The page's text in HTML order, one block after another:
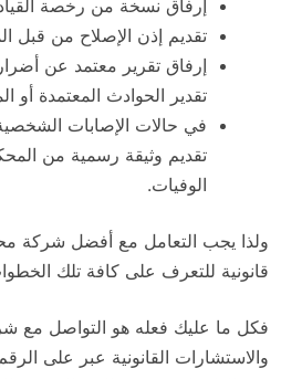
إرفاق نسخة من رخصة
تقديم إذن الإصلاح من قبل
إرفاق تقرير معتمد عن
تقدير الحوادث المعتمدة أو
في حالات الإصابات
تقديم وثيقة رسمية من
الوفيات.
ولذا يجب التعامل مع أفضل شركة
قانونية للتعرف على كافة تلك
فكل ما عليك فعله هو التواصل مع
والاستشارات القانونية عبر على الرقم